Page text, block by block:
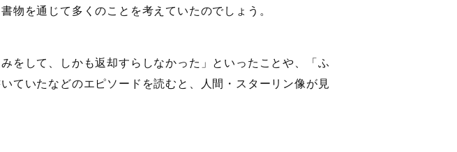
物を通じて多くのことを考えていたのでしょう。
をして、しかも返却すらしなかった」といったことや、「ふ
ていたなどのエピソードを読むと、人間・スターリン像が見